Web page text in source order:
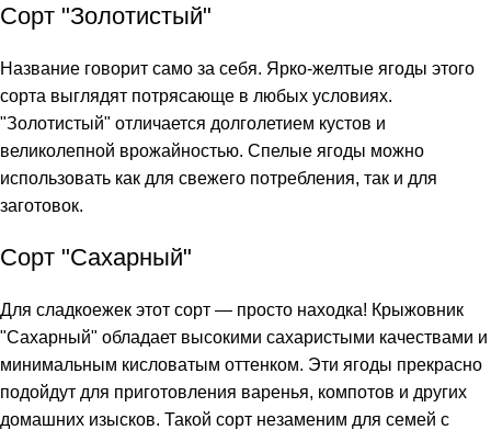
Сорт "Золотистый"
Название говорит само за себя. Ярко-желтые ягоды этого
сорта выглядят потрясающе в любых условиях.
"Золотистый" отличается долголетием кустов и
великолепной врожайностью. Спелые ягоды можно
использовать как для свежего потребления, так и для
заготовок.
Сорт "Сахарный"
Для сладкоежек этот сорт — просто находка! Крыжовник
"Сахарный" обладает высокими сахаристыми качествами и
минимальным кисловатым оттенком. Эти ягоды прекрасно
подойдут для приготовления варенья, компотов и других
домашних изысков. Такой сорт незаменим для семей с